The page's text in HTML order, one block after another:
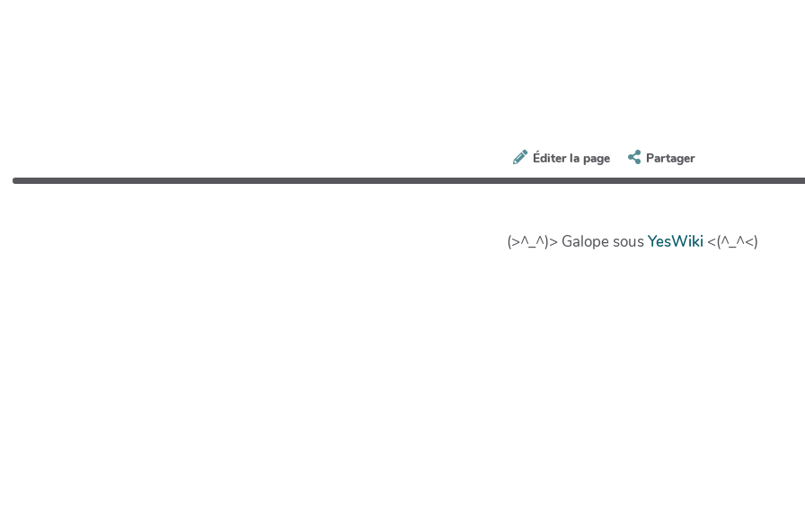
Éditer la page Partager
(>^_^)> Galope sousYesWiki <(^_^<)